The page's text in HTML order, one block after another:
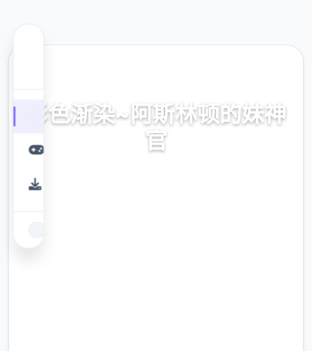
影色渐染~阿斯林顿的妹神
官
官式网址，保险部署，现行版降载，史之间上